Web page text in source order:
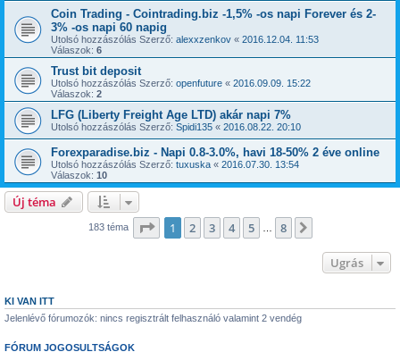
Coin Trading - Cointrading.biz -1,5% -os napi Forever és 2-
3% -os napi 60 napig
Utolsó hozzászólás Szerző: alexxzenkov « 2016.12.04. 11:53
Válaszok: 6
Trust bit deposit
Utolsó hozzászólás Szerző: openfuture « 2016.09.09. 15:22
Válaszok: 2
LFG (Liberty Freight Age LTD) akár napi 7%
Utolsó hozzászólás Szerző: Spidi135 « 2016.08.22. 20:10
Forexparadise.biz - Napi 0.8-3.0%, havi 18-50% 2 éve online
Utolsó hozzászólás Szerző: tuxuska « 2016.07.30. 13:54
Válaszok: 10
Új téma
183 téma Oldal:1 8
1 2 3 4 5 8
Ugrás
KI VAN ITT
Jelenlévő fórumozók: nincs regisztrált felhasználó valamint 2 vendég
FÓRUM JOGOSULTSÁGOK